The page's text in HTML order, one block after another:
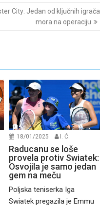
City: Jedan od ključnih igrača
mora na operaciju
18/01/2025 I. Ć.
Raducanu se loše
provela protiv Swiatek:
Osvojila je samo jedan
gem na meču
Poljska teniserka Iga
Swiatek pregazila je Emmu